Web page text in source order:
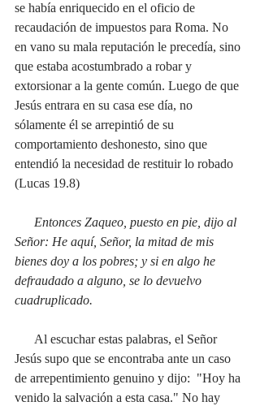
se había enriquecido en el oficio de
recaudación de impuestos para Roma. No
en vano su mala reputación le precedía, sino
que estaba acostumbrado a robar y
extorsionar a la gente común. Luego de que
Jesús entrara en su casa ese día, no
sólamente él se arrepintió de su
comportamiento deshonesto, sino que
entendió la necesidad de restituir lo robado
(Lucas 19.8)
Entonces Zaqueo, puesto en pie, dijo al
Señor: He aquí, Señor, la mitad de mis
bienes doy a los pobres; y si en algo he
defraudado a alguno, se lo devuelvo
cuadruplicado.
Jesús supo que se encontraba ante un caso
de arrepentimiento genuino y dijo:  "Hoy ha
venido la salvación a esta casa." No hay